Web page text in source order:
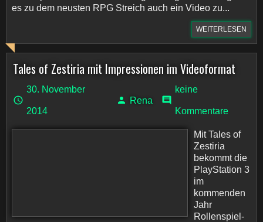
es zu dem neusten RPG Streich auch ein Video zu...
WEITERLESEN
Tales of Zestiria mit Impressionen im Videoformat
30. November
2014
Rena
keine
Kommentare
Mit Tales of
Zestiria
bekommt die
PlayStation 3
im
kommenden
Jahr
Rollenspiel-